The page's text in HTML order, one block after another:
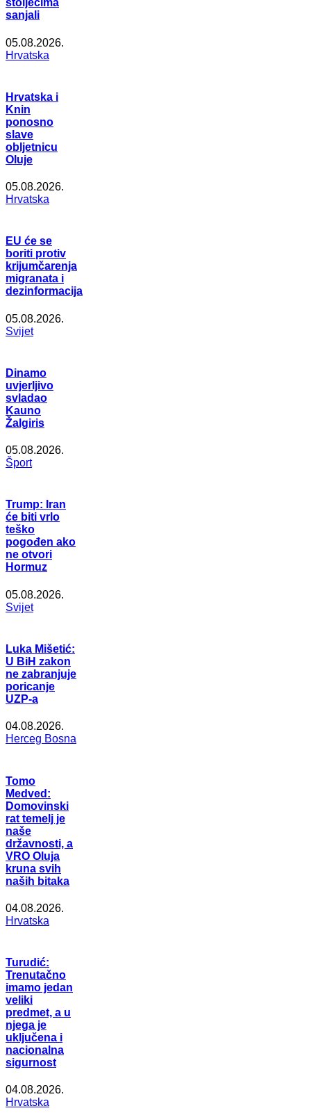
stoljećima
sanjali
05.08.2026.
Hrvatska
Hrvatska i
Knin
ponosno
slave
obljetnicu
Oluje
05.08.2026.
Hrvatska
EU će se
boriti protiv
krijumčarenja
migranata i
dezinformacija
05.08.2026.
Svijet
Dinamo
uvjerljivo
svladao
Kauno
Žalgiris
05.08.2026.
Šport
Trump: Iran
će biti vrlo
teško
pogođen ako
ne otvori
Hormuz
05.08.2026.
Svijet
Luka Mišetić:
U BiH zakon
ne zabranjuje
poricanje
UZP-a
04.08.2026.
Herceg Bosna
Tomo
Medved:
Domovinski
rat temelj je
naše
državnosti, a
VRO Oluja
kruna svih
naših bitaka
04.08.2026.
Hrvatska
Turudić:
Trenutačno
imamo jedan
veliki
predmet, a u
njega je
uključena i
nacionalna
sigurnost
04.08.2026.
Hrvatska